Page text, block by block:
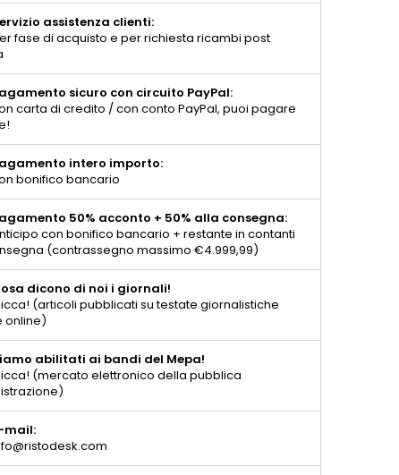
assistenza clienti:
fase di acquisto e per richiesta ricambi post
sicuro con circuito PayPal:
carta di credito / con conto PayPal, puoi pagare
intero importo:
bonifico bancario
50% acconto + 50% alla consegna:
con bonifico bancario + restante in contanti
(contrassegno massimo €4.999,99)
dicono di noi i giornali!
(articoli pubblicati su testate giornalistiche
online)
abilitati ai bandi del Mepa!
(mercato elettronico della pubblica
mail: